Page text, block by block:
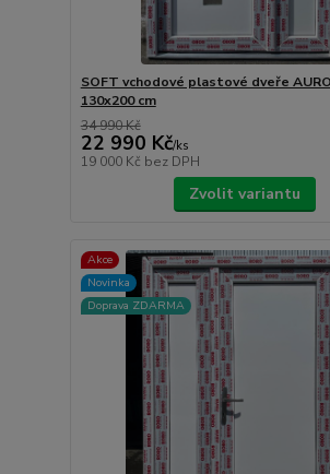
SOFT vchodové plastové dveře
130x200 cm
34 990 Kč
22 990 Kč/ks
19 000 Kč bez DPH
Zvolit variantu
Akce
Novinka
Doprava ZDARMA